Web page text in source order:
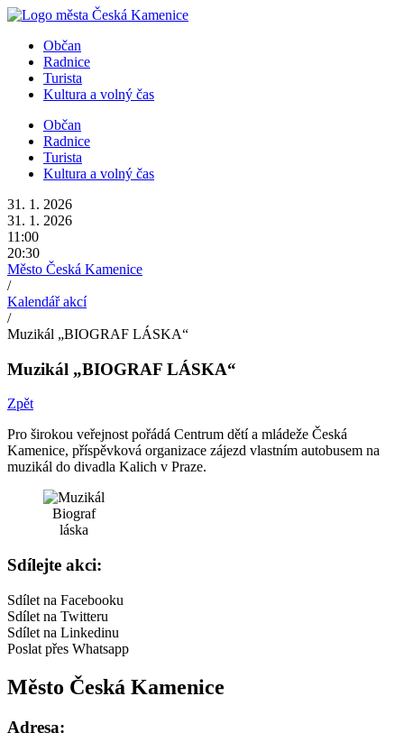
Přejít
obsahuObčan
Radnice
Turista
Kultura a volný čas
Občan
Radnice
Turista
Kultura a volný čas
31. 1. 2026
31. 1. 2026
11:00
20:30
Město Česká Kamenice
/
Kalendář akcí
/
Muzikál „BIOGRAF LÁSKA“
Muzikál „BIOGRAF LÁSKA“
Zpět
Pro širokou veřejnost pořádá Centrum dětí a mládeže Česká
Kamenice, příspěvková organizace zájezd vlastním autobusem na
muzikál do divadla Kalich v Praze.
Biograf
láska
Sdílejte akci:
Sdílet na Facebooku
Sdílet na Twitteru
Sdílet na Linkedinu
Poslat přes Whatsapp
Město Česká Kamenice
Adresa: